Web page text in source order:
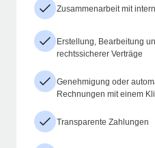
Zusammenarbeit mit
Erstellung, Bearbeitung
rechtssicherer Verträge
Genehmigung oder
Rechnungen mit einem
Transparente Zahlungen